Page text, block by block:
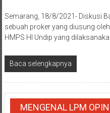
Semarang, 18/8/2021- Diskusi
sebuah proker yang diusung
HMPS HI Undip yang
Baca selengkapnya
MENGENAL LPM